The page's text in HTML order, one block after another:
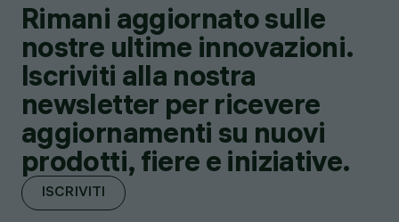
Rimani aggiornato sulle
nostre ultime innovazioni.
Iscriviti alla nostra
newsletter per ricevere
aggiornamenti su nuovi
prodotti, fiere e iniziative.
ISCRIVITI